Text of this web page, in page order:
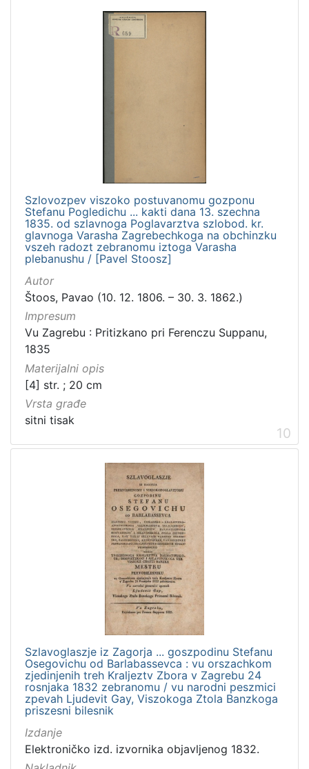
Szlovozpev viszoko postuvanomu gozponu
Stefanu Pogledichu ... kakti dana 13. szechna
1835. od szlavnoga Poglavarztva szlobod. kr.
glavnoga Varasha Zagrebechkoga na obchinzku
vszeh radozt zebranomu iztoga Varasha
plebanushu / [Pavel Stoosz]
Autor
Štoos, Pavao (10. 12. 1806. – 30. 3. 1862.)
Impresum
Vu Zagrebu : Pritizkano pri Ferenczu Suppanu,
1835
Materijalni opis
[4] str. ; 20 cm
Vrsta građe
sitni tisak
10
Szlavoglaszje iz Zagorja ... goszpodinu Stefanu
Osegovichu od Barlabassevca : vu orszachkom
zjedinjenih treh Kraljeztv Zbora v Zagrebu 24
rosnjaka 1832 zebranomu / vu narodni peszmici
zpevah Ljudevit Gay, Viszokoga Ztola Banzkoga
priszesni bilesnik
Izdanje
Elektroničko izd. izvornika objavljenog 1832.